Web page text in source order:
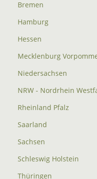
Bremen
Hamburg
Hessen
Mecklenburg
Niedersachsen
NRW - Nordrhein
Rheinland Pfalz
Saarland
Sachsen
Schleswig Holstein
Thüringen